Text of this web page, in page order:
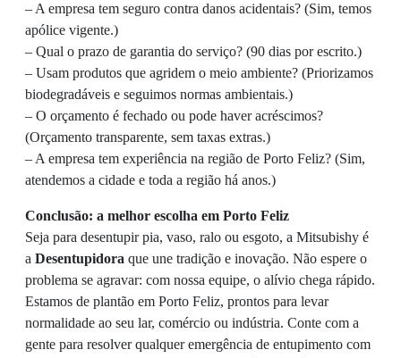
– A empresa tem seguro contra danos acidentais? (Sim, temos
apólice vigente.)
– Qual o prazo de garantia do serviço? (90 dias por escrito.)
– Usam produtos que agridem o meio ambiente? (Priorizamos
biodegradáveis e seguimos normas ambientais.)
– O orçamento é fechado ou pode haver acréscimos?
(Orçamento transparente, sem taxas extras.)
– A empresa tem experiência na região de Porto Feliz? (Sim,
atendemos a cidade e toda a região há anos.)
Conclusão: a melhor escolha em Porto Feliz
Seja para desentupir pia, vaso, ralo ou esgoto, a Mitsubishy é
a Desentupidora que une tradição e inovação. Não espere o
problema se agravar: com nossa equipe, o alívio chega rápido.
Estamos de plantão em Porto Feliz, prontos para levar
normalidade ao seu lar, comércio ou indústria. Conte com a
gente para resolver qualquer emergência de entupimento com